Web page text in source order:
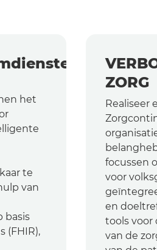
het
te
van
basis
(FHIR),
ZORG
Realiseer
focussen
voor
en
tools voor
van de